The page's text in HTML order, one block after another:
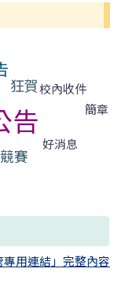
狂賀校內收件
告 簡章
賽
好消息
用連結」完整內容